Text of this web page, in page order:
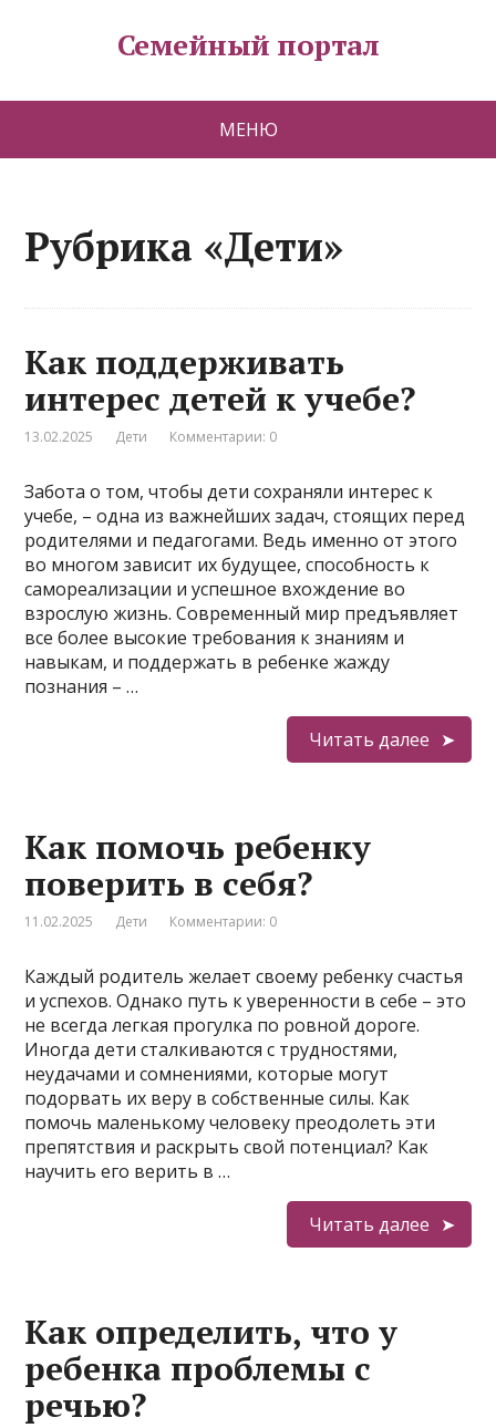
Семейный портал
МЕНЮ
Рубрика «Дети»
Как поддерживать
интерес детей к учебе?
13.02.2025 Дети Комментарии: 0
Забота о том, чтобы дети сохраняли интерес к
учебе, – одна из важнейших задач, стоящих перед
родителями и педагогами. Ведь именно от этого
во многом зависит их будущее, способность к
самореализации и успешное вхождение во
взрослую жизнь. Современный мир предъявляет
все более высокие требования к знаниям и
навыкам, и поддержать в ребенке жажду
познания – …
Читать далее
Как помочь ребенку
поверить в себя?
11.02.2025 Дети Комментарии: 0
Каждый родитель желает своему ребенку счастья
и успехов. Однако путь к уверенности в себе – это
не всегда легкая прогулка по ровной дороге.
Иногда дети сталкиваются с трудностями,
неудачами и сомнениями, которые могут
подорвать их веру в собственные силы. Как
помочь маленькому человеку преодолеть эти
препятствия и раскрыть свой потенциал? Как
научить его верить в …
Читать далее
Как определить, что у
ребенка проблемы с
речью?